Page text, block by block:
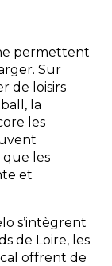
permettent
Sur
de loisirs
la
les
que les
et
s’intègrent
de Loire, les
offrent de